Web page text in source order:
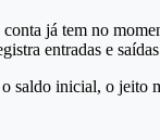
já tem no
entradas e
saldo inicial, o jeito